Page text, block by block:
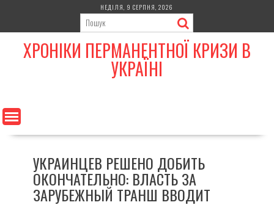
content
НЕДІЛЯ, 9 СЕРПНЯ, 2026
ХРОНІКИ ПЕРМАНЕНТНОЇ КРИЗИ В
УКРАЇНІ
УКРАИНЦЕВ РЕШЕНО ДОБИТЬ
ОКОНЧАТЕЛЬНО: ВЛАСТЬ ЗА
ЗАРУБЕЖНЫЙ ТРАНШ ВВОДИТ